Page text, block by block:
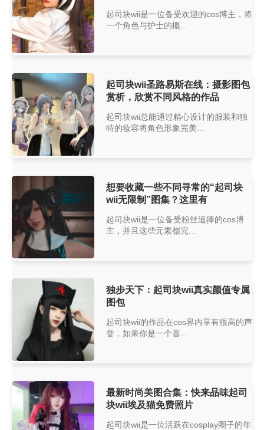
起司块wii是一位备受欢迎的cos博主，将
一个角色与护士的概...
起司块wii圣路易斯在线：摄影图包
赏析，欣赏不同风格的作品
起司块wii总能通过精心设计的服装和独
特的妆容将角色形象完美...
想要收藏一些不同寻常的“起司块
wii无限制”图集？这里有
起司块wii是一位备受粉丝追捧的cos博
主，并且这些元素都完...
独步天下：起司块wii真实颜值专属
图包
起司块wii的作品在cos界内享有很高的声
誉，如果你是一个喜...
最新时尚美图合集：快来品味起司
块wii埃及猫免费照片
起司块wii是一位活跃在cosplay圈子的年